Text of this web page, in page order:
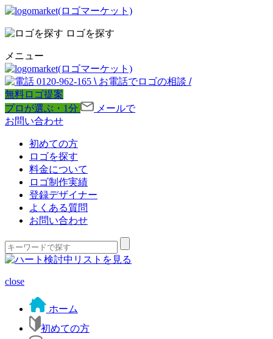
ロゴを探す
メニュー
0120-962-165 \ お電話でロゴの相談 /
無料ロゴ提案
プロが選ぶ・1分
メールで
お問い合わせ
初めての方
ロゴを探す
料金について
ロゴ制作実績
登録デザイナー
よくある質問
お問い合わせ
検討中リストを見る
close
ホーム
初めての方